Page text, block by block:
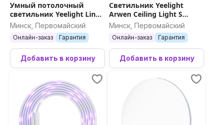
Умный потолочный
светильник Yeelight Line
Ceiling Light C400
Минск, Первомайский
Онлайн-заказ Гарантия
Добавить в корзину
Светильник Yeelight
Arwen Ceiling Light S
серия 550S
Минск, Первомайский
Онлайн-заказ Гарантия
Добавить в корзину